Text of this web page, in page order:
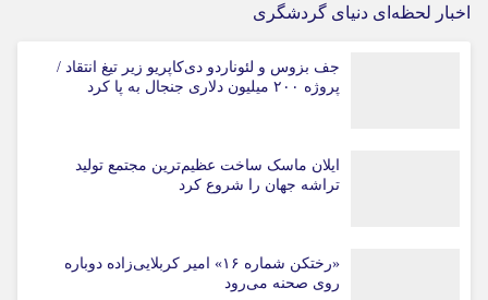
اخبار لحظه‌ای دنیای گردشگری
جف بزوس و لئوناردو دی‌کاپریو زیر تیغ انتقاد /
پروژه ۲۰۰ میلیون دلاری جنجال به پا کرد
ایلان ماسک ساخت عظیم‌ترین مجتمع تولید
تراشه جهان را شروع کرد
«رختکن شماره ۱۶» امیر کربلایی‌زاده دوباره
روی صحنه می‌رود